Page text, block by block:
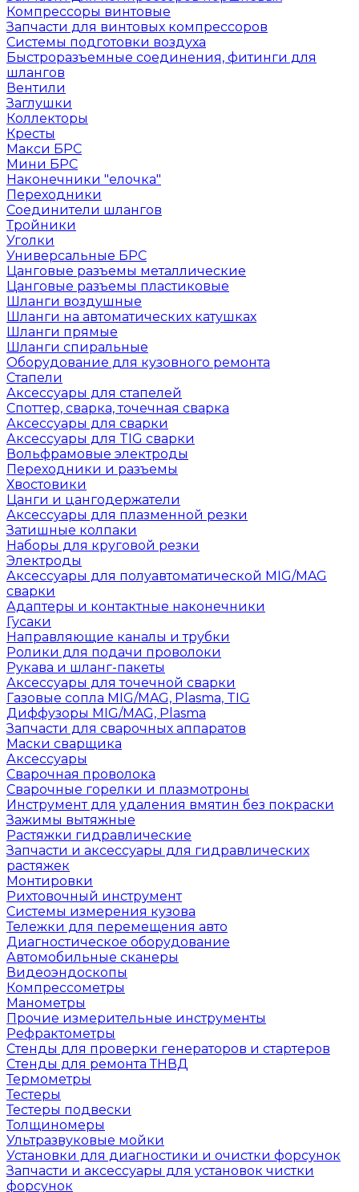
Компрессоры винтовые
Запчасти для винтовых компрессоров
Системы подготовки воздуха
Быстроразъемные соединения, фитинги для
шлангов
Вентили
Заглушки
Коллекторы
Кресты
Макси БРС
Мини БРС
Наконечники "елочка"
Переходники
Соединители шлангов
Тройники
Уголки
Универсальные БРС
Цанговые разъемы металлические
Цанговые разъемы пластиковые
Шланги воздушные
Шланги на автоматических катушках
Шланги прямые
Шланги спиральные
Оборудование для кузовного ремонта
Стапели
Аксессуары для стапелей
Споттер, сварка, точечная сварка
Аксессуары для сварки
Аксессуары для TIG сварки
Вольфрамовые электроды
Переходники и разъемы
Хвостовики
Цанги и цангодержатели
Аксессуары для плазменной резки
Затишные колпаки
Наборы для круговой резки
Электроды
Аксессуары для полуавтоматической MIG/MAG
сварки
Адаптеры и контактные наконечники
Гусаки
Направляющие каналы и трубки
Ролики для подачи проволоки
Рукава и шланг-пакеты
Аксессуары для точечной сварки
Газовые сопла MIG/MAG, Plasma, TIG
Диффузоры MIG/MAG, Plasma
Запчасти для сварочных аппаратов
Маски сварщика
Аксессуары
Сварочная проволока
Сварочные горелки и плазмотроны
Инструмент для удаления вмятин без покраски
Зажимы вытяжные
Растяжки гидравлические
Запчасти и аксессуары для гидравлических
растяжек
Монтировки
Рихтовочный инструмент
Системы измерения кузова
Тележки для перемещения авто
Диагностическое оборудование
Автомобильные сканеры
Видеоэндоскопы
Компрессометры
Манометры
Прочие измерительные инструменты
Рефрактометры
Стенды для проверки генераторов и стартеров
Стенды для ремонта ТНВД
Термометры
Тестеры
Тестеры подвески
Толщиномеры
Ультразвуковые мойки
Установки для диагностики и очистки форсунок
Запчасти и аксессуары для установок чистки
форсунок